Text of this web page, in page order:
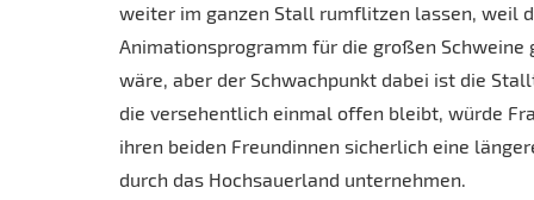
weiter im ganzen Stall rumflitzen lassen, weil
Animationsprogramm für die großen Schweine
wäre, aber der Schwachpunkt dabei ist die
die versehentlich einmal offen bleibt, würde
ihren beiden Freundinnen sicherlich eine
durch das Hochsauerland unternehmen.